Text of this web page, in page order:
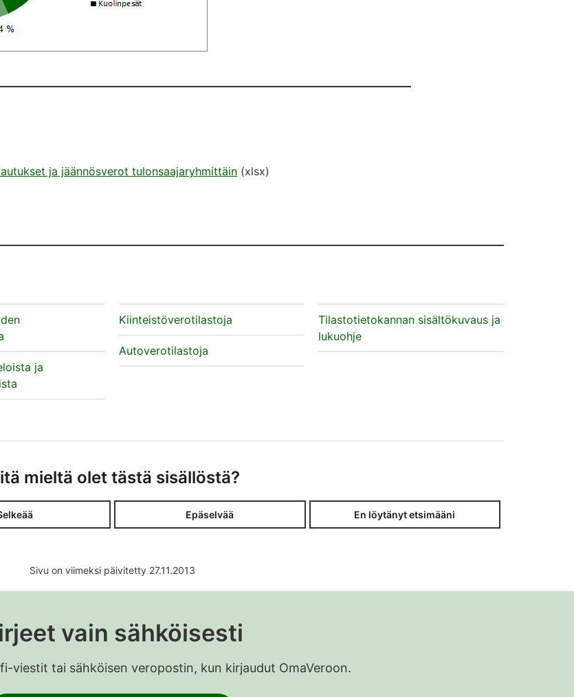
ja jäännösverot tulonsaajaryhmittäin (xlsx)
ja
Kiinteistöverotilastoja
Autoverotilastoja
Tilastotietokannan sisältökuvaus ja
lukuohje
mieltä olet tästä sisällöstä?
Epäselvää En löytänyt etsimääni
Sivu on viimeksi päivitetty 27.11.2013
vain sähköisesti
viestit tai sähköisen veropostin, kun kirjaudut OmaVeroon.